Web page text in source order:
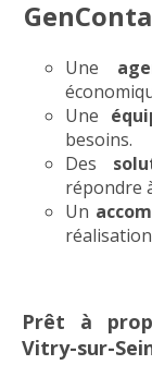
Une
Une
besoins.
Des
répondre
Un
Prêt à
Vitry-sur-